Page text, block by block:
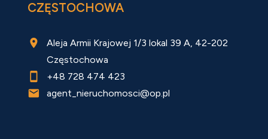
CZĘSTOCHOWA
Aleja Armii Krajowej 1/3 lokal 39 A, 42-202
Częstochowa
+48 728 474 423
agent_nieruchomosci@op.pl